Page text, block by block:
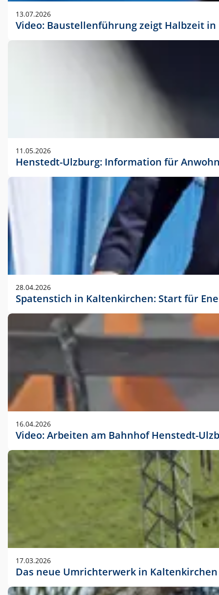
13.07.2026
Video: Baustellenführung zeigt Halbzeit
11.05.2026
Henstedt-Ulzburg: Information für
28.04.2026
Spatenstich in Kaltenkirchen: Start für
16.04.2026
Video: Arbeiten am Bahnhof Henstedt-
17.03.2026
Das neue Umrichterwerk in Kaltenkirchen